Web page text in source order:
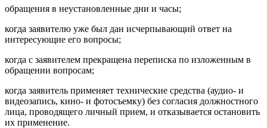
обращения в неустановленные дни и часы;
когда заявителю уже был дан исчерпывающий ответ на
интересующие его вопросы;
когда с заявителем прекращена переписка по изложенным в
обращении вопросам;
когда заявитель применяет технические средства (аудио- и
видеозапись, кино- и фотосъемку) без согласия должностного
лица, проводящего личный прием, и отказывается остановить
их применение.